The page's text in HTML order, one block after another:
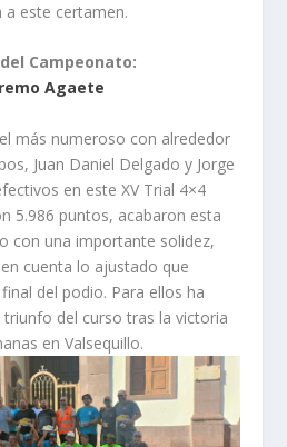
este certamen.
Campeonato:
Agaete
el más numeroso con alrededor
Juan Daniel Delgado y Jorge
en este XV Trial 4×4
5.986 puntos, acabaron esta
con una importante solidez,
cuenta lo ajustado que
del podio. Para ellos ha
del curso tras la victoria
enValsequillo.